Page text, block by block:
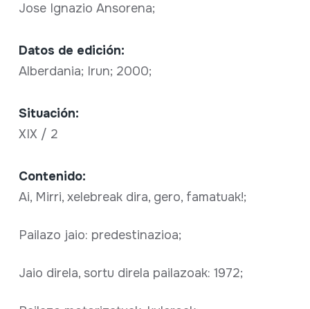
Jose Ignazio Ansorena;
Datos de edición:
Alberdania; Irun; 2000;
Situación:
XIX / 2
Contenido:
Ai, Mirri, xelebreak dira, gero, famatuak!;
Pailazo jaio: predestinazioa;
Jaio direla, sortu direla pailazoak: 1972;